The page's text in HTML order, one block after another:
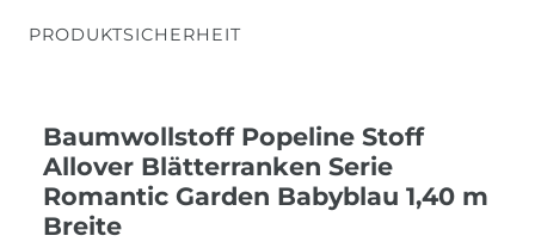
PRODUKTSICHERHEIT
Baumwollstoff Popeline Stoff
Allover Blätterranken Serie
Romantic Garden Babyblau 1,40 m
Breite